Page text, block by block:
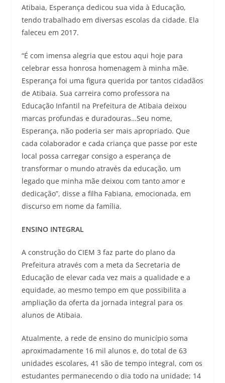
Atibaia, Esperança dedicou sua vida à Educação,
tendo trabalhado em diversas escolas da cidade. Ela
faleceu em 2017.
“É com imensa alegria que estou aqui hoje para
celebrar essa honrosa homenagem à minha mãe.
Esperança foi uma figura querida por tantos cidadãos
de Atibaia. Sua carreira como professora na
Educação Infantil na Prefeitura de Atibaia deixou
marcas profundas e duradouras…Seu nome,
Esperança, não poderia ser mais apropriado. Que
cada colaborador e cada criança que passe por este
local possa carregar consigo a esperança de
transformar o mundo através da educação, um
legado que minha mãe deixou com tanto amor e
dedicação”, disse a filha Fabiana, emocionada, em
discurso em nome da família.
ENSINO INTEGRAL
A construção do CIEM 3 faz parte do plano da
Prefeitura através com a meta da Secretaria de
Educação de elevar cada vez mais a qualidade e a
equidade, ao mesmo tempo em que possibilita a
ampliação da oferta da jornada integral para os
alunos de Atibaia.
Atualmente, a rede de ensino do município soma
aproximadamente 16 mil alunos e, do total de 63
unidades escolares, 41 são de tempo integral, com os
estudantes permanecendo o dia todo na unidade; 14